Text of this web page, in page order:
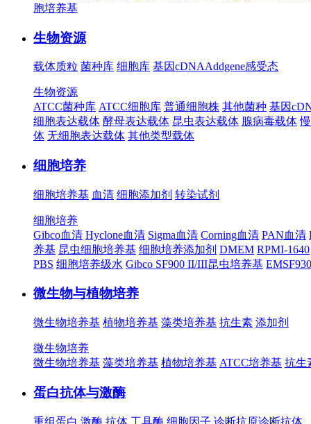
胞培养基
生物资源
载体质粒 菌种库 细胞库 基因cDNAAddgene感受态
生物资源
ATCC菌种库 ATCC细胞库 普通细胞株 其他菌种 基因
细胞表达载体 酵母表达载体 昆虫表达载体 腺病毒载体
体 无细胞表达载体 其他类型载体
细胞培养
细胞培养基 血清 细胞添加剂 转染试剂
细胞培养
Gibco血清 Hyclone血清 Sigma血清 Corning血清 PAN血清
养基 昆虫细胞培养基 细胞培养添加剂 DMEM RPMI-1640
PBS 细胞培养级水 Gibco SF900 II/III昆虫培养基
微生物与植物培养
微生物培养基 植物培养基 藻类培养基 抗生素 添加剂
微生物培养
微生物培养基 藻类培养基 植物培养基 ATCC培养基 抗生
蛋白抗体与激酶
重组蛋白 激酶 抗体 工具酶 细胞因子 诊断抗原诊断抗体